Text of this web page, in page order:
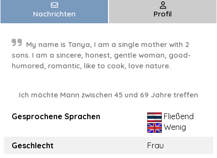
Nachrichten Profil
My name is Tanya, I am a single mother with 2
sons. I am a sincere, honest, gentle woman, good-
humored, romantic, like to cook, love nature.
Ich möchte Mann zwischen 45 und 69 Jahre treffen
Gesprochene Sprachen
Fließend
Wenig
Geschlecht
Frau